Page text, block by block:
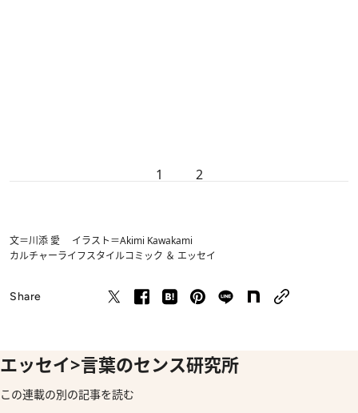
1 2
文＝川添 愛 イラスト＝Akimi Kawakami
カルチャーライフスタイルコミック ＆ エッセイ
Share
エッセイ>言葉のセンス研究所
この連載の別の記事を読む